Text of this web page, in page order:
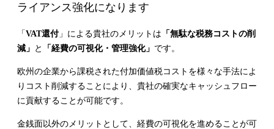
ライアンス強化になります
「 VAT還付」による貴社のメリットは 「無駄な税務コストの削
減」 と 「経費の可視化・管理強化」 です。
欧州の企業から課税された付加価値税コストを様々な手法によ
りコスト削減することにより、貴社の確実なキャッシュフロー
に貢献することが可能です。
金銭面以外のメリットとして、経費の可視化を進めることが可